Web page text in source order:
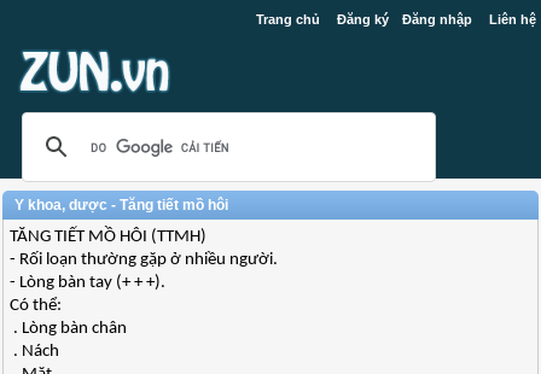
Trang chủ Đăng ký Đăng nhập Liên hệ
Y khoa, dược - Tăng tiết mồ hôi
TĂNG TIẾT MỒ HÔI (TTMH)
- Rối loạn thường gặp ở nhiều người.
- Lòng bàn tay (+ + +).
Có thể:
. Lòng bàn chân
. Nách